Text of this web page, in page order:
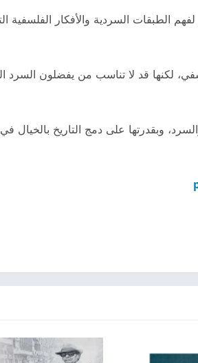
الطبقات السردية والأفكار الفلسفية
لكنها قد لا تناسب من يفضلون السرد
وبقدرتها على دمج التاريخ